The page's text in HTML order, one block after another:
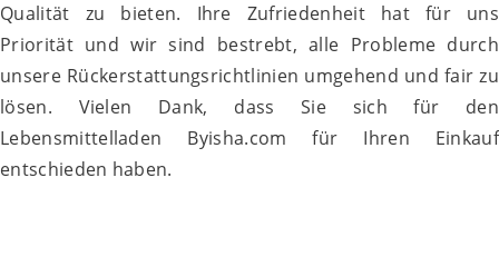
Qualität zu bieten. Ihre Zufriedenheit hat für uns
Priorität und wir sind bestrebt, alle Probleme durch
unsere Rückerstattungsrichtlinien umgehend und fair zu
lösen. Vielen Dank, dass Sie sich für den
Lebensmittelladen Byisha.com für Ihren Einkauf
entschieden haben.